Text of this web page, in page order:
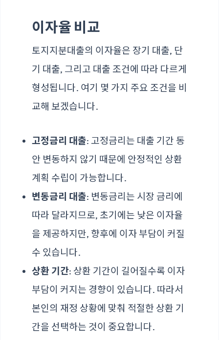
이자율 비교
토지지분대출의 이자율은 장기 대출, 단
기 대출, 그리고 대출 조건에 따라 다르게
형성됩니다. 여기 몇 가지 주요 조건을 비
교해 보겠습니다.
고정금리 대출: 고정금리는 대출 기간 동
안 변동하지 않기 때문에 안정적인 상환
계획 수립이 가능합니다.
변동금리 대출: 변동금리는 시장 금리에
따라 달라지므로, 초기에는 낮은 이자율
을 제공하지만, 향후에 이자 부담이 커질
수 있습니다.
상환 기간: 상환 기간이 길어질수록 이자
부담이 커지는 경향이 있습니다. 따라서
본인의 재정 상황에 맞춰 적절한 상환 기
간을 선택하는 것이 중요합니다.